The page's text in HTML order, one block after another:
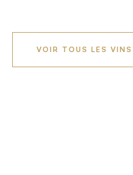
VOIR TOUS LES VINS